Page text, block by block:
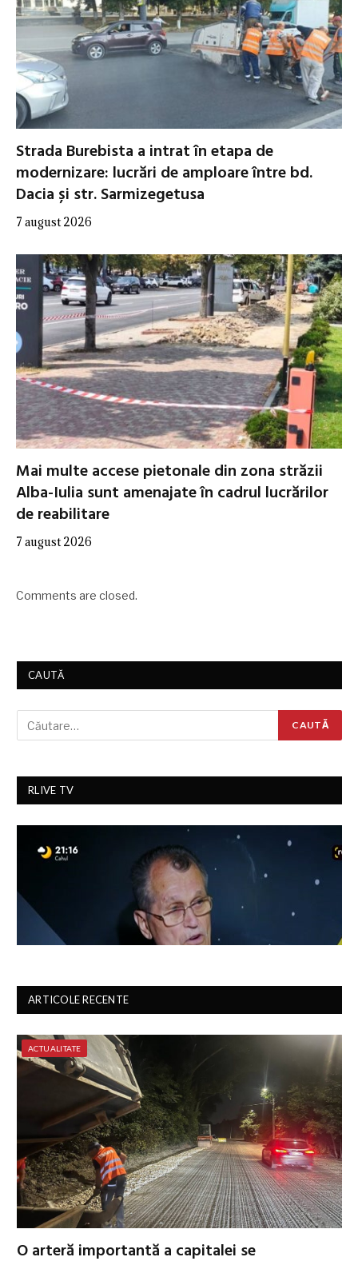
Strada Burebista a intrat în etapa de
modernizare: lucrări de amploare între bd.
Dacia și str. Sarmizegetusa
7 august 2026
Mai multe accese pietonale din zona străzii
Alba-Iulia sunt amenajate în cadrul lucrărilor
de reabilitare
7 august 2026
Comments are closed.
CAUTĂ
RLIVE TV
ARTICOLE RECENTE
ACTUALITATE
O arteră importantă a capitalei se